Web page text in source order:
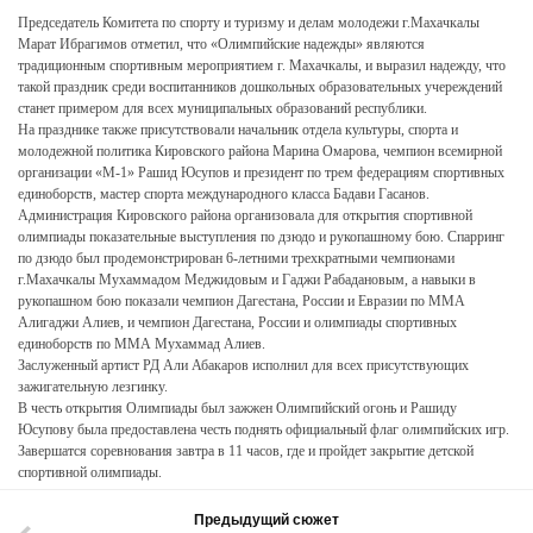
Председатель Комитета по спорту и туризму и делам молодежи г.Махачкалы
Марат Ибрагимов отметил, что «Олимпийские надежды» являются
традиционным спортивным мероприятием г. Махачкалы, и выразил надежду, что
такой праздник среди воспитанников дошкольных образовательных учереждений
станет примером для всех муниципальных образований республики.
На празднике также присутствовали начальник отдела культуры, спорта и
молодежной политика Кировского района Марина Омарова, чемпион всемирной
организации «M-1» Рашид Юсупов и президент по трем федерациям спортивных
единоборств, мастер спорта международного класса Бадави Гасанов.
Администрация Кировского района организовала для открытия спортивной
олимпиады показательные выступления по дзюдо и рукопашному бою. Спарринг
по дзюдо был продемонстрирован 6-летними трехкратными чемпионами
г.Махачкалы Мухаммадом Меджидовым и Гаджи Рабадановым, а навыки в
рукопашном бою показали чемпион Дагестана, России и Евразии по ММА
Алигаджи Алиев, и чемпион Дагестана, России и олимпиады спортивных
единоборств по ММА Мухаммад Алиев.
Заслуженный артист РД Али Абакаров исполнил для всех присутствующих
зажигательную лезгинку.
В честь открытия Олимпиады был зажжен Олимпийский огонь и Рашиду
Юсупову была предоставлена честь поднять официальный флаг олимпийских игр.
Завершатся соревнования завтра в 11 часов, где и пройдет закрытие детской
спортивной олимпиады.
Предыдущий сюжет